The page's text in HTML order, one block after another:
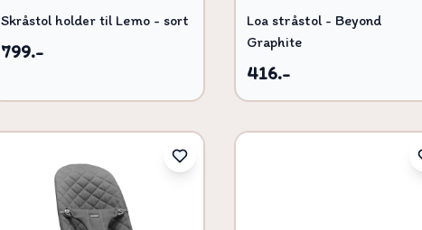
Skråstol holder til Lemo - sort
799.-
Loa stråstol - Beyond
Graphite
416.-